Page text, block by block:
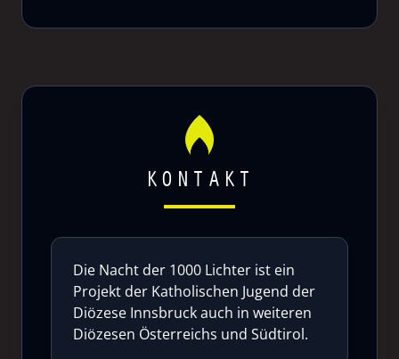
KONTAKT
Die Nacht der 1000 Lichter ist ein
Projekt der Katholischen Jugend der
Diözese Innsbruck auch in weiteren
Diözesen Österreichs und Südtirol.